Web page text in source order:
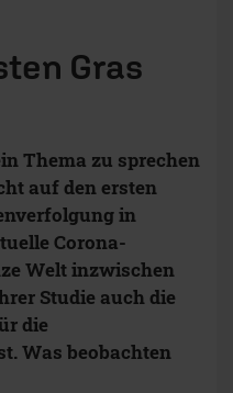
Gras
Thema zu sprechen
auf den ersten
in
Corona-
Welt inzwischen
Studie auch die
die
Was beobachten